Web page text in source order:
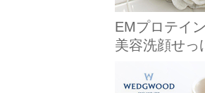
EMプロテイ
美容洗顔せっ